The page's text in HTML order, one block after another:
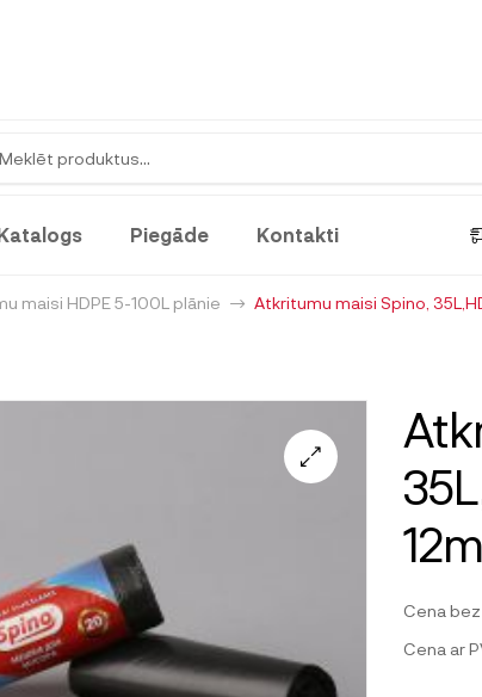
Piegāde Kontakti
maisi HDPE 5-100L plānie Atkritumu maisi Spino,
Cena bez
Cena ar